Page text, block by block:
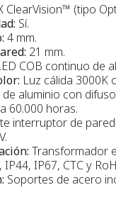
ClearVision™ (tipo
Sí.
4 mm.
21 mm.
COB continuo de
Luz cálida 3000K
de aluminio con
60.000 horas.
interruptor de
Transformador
IP44, IP67, CTC y
Soportes de acero